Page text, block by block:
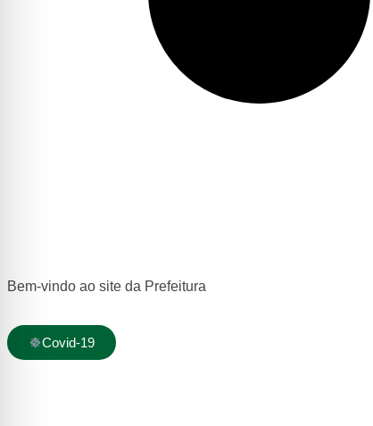
Bem-vindo ao site da Prefeitura
Covid-19